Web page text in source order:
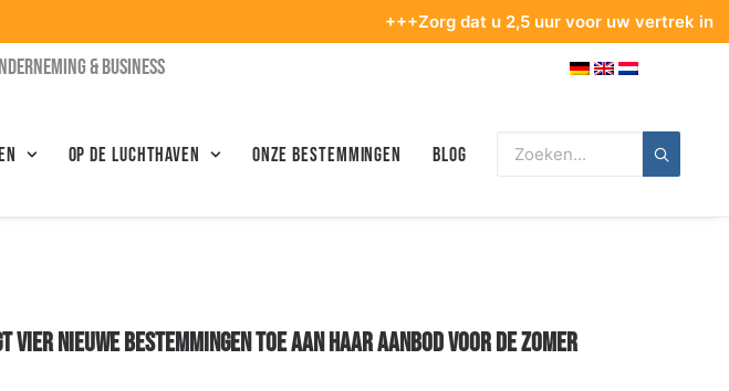
+++Zorg dat u 2,5 uur voor uw vertrek in de
& BUSINESS
Op de luchthaven Onze bestemmingen Blog
VIER NIEUWE BESTEMMINGEN TOE AAN HAAR AANBOD VOOR DE ZOMER